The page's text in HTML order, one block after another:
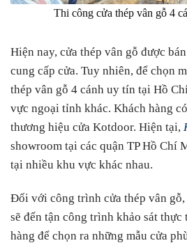
Thi công cửa thép vân gỗ 4
Hiện nay, cửa thép vân gỗ được
cung cấp cửa. Tuy nhiên, để chọn
thép vân gỗ 4 cánh uy tín tại Hồ
vực ngoại tỉnh khác. Khách hàng
thương hiệu cửa Kotdoor. Hiện tại,
showroom tại các quận TP Hồ Chí
tại nhiều khu vực khác nhau.
Đối với công trình cửa thép vân
sẽ đến tận công trình khảo sát
hàng để chọn ra những mẫu cửa